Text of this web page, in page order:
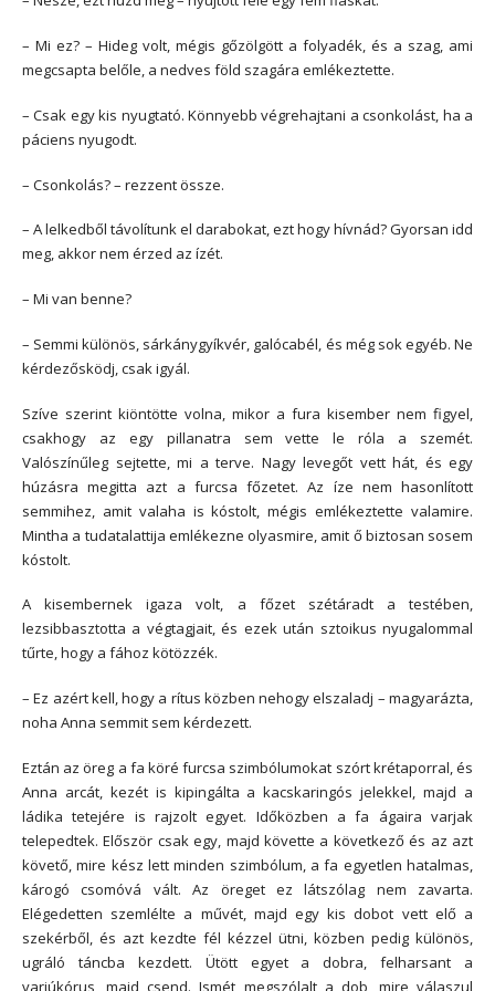
– Mi ez? – Hideg volt, mégis gőzölgött a folyadék, és a szag, ami
megcsapta belőle, a nedves föld szagára emlékeztette.
– Csak egy kis nyugtató. Könnyebb végrehajtani a csonkolást, ha a
páciens nyugodt.
– Csonkolás? – rezzent össze.
– A lelkedből távolítunk el darabokat, ezt hogy hívnád? Gyorsan idd
meg, akkor nem érzed az ízét.
– Mi van benne?
– Semmi különös, sárkánygyíkvér, galócabél, és még sok egyéb. Ne
kérdezősködj, csak igyál.
Szíve szerint kiöntötte volna, mikor a fura kisember nem figyel,
csakhogy az egy pillanatra sem vette le róla a szemét.
Valószínűleg sejtette, mi a terve. Nagy levegőt vett hát, és egy
húzásra megitta azt a furcsa főzetet. Az íze nem hasonlított
semmihez, amit valaha is kóstolt, mégis emlékeztette valamire.
Mintha a tudatalattija emlékezne olyasmire, amit ő biztosan sosem
kóstolt.
A kisembernek igaza volt, a főzet szétáradt a testében,
lezsibbasztotta a végtagjait, és ezek után sztoikus nyugalommal
tűrte, hogy a fához kötözzék.
– Ez azért kell, hogy a rítus közben nehogy elszaladj – magyarázta,
noha Anna semmit sem kérdezett.
Eztán az öreg a fa köré furcsa szimbólumokat szórt krétaporral, és
Anna arcát, kezét is kipingálta a kacskaringós jelekkel, majd a
ládika tetejére is rajzolt egyet. Időközben a fa ágaira varjak
telepedtek. Először csak egy, majd követte a következő és az azt
követő, mire kész lett minden szimbólum, a fa egyetlen hatalmas,
károgó csomóvá vált. Az öreget ez látszólag nem zavarta.
Elégedetten szemlélte a művét, majd egy kis dobot vett elő a
szekérből, és azt kezdte fél kézzel ütni, közben pedig különös,
ugráló táncba kezdett. Ütött egyet a dobra, felharsant a
varjúkórus, majd csend. Ismét megszólalt a dob, mire válaszul